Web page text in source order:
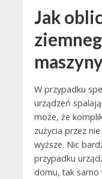
Jak
W przypadku
urządzeń
może, że
zużycia przez
wyższe. Nic
przypadku
domu, tak samo